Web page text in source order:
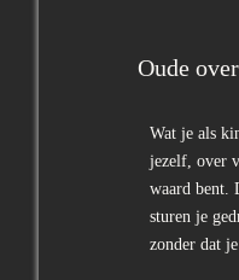
Oude
Wat je als
jezelf, over
waard bent.
sturen je
zonder dat